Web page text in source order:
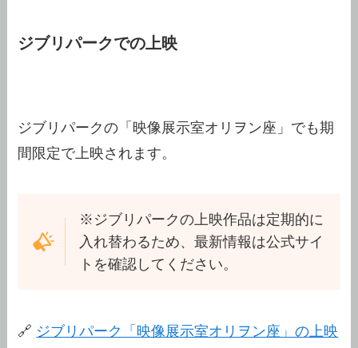
ジブリパークでの上映
ジブリパークの「映像展示室オリヲン座」でも期
間限定で上映されます。
※ジブリパークの上映作品は定期的に
入れ替わるため、最新情報は公式サイ
トを確認してください。
🔗 ジブリパーク「映像展示室オリヲン座」の上映